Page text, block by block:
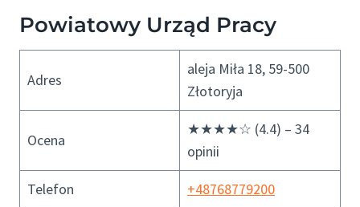
Powiatowy Urząd Pracy
Adres
aleja Miła 18, 59-500
Złotoryja
Ocena
★★★★☆ (4.4) – 34
opinii
Telefon +48768779200